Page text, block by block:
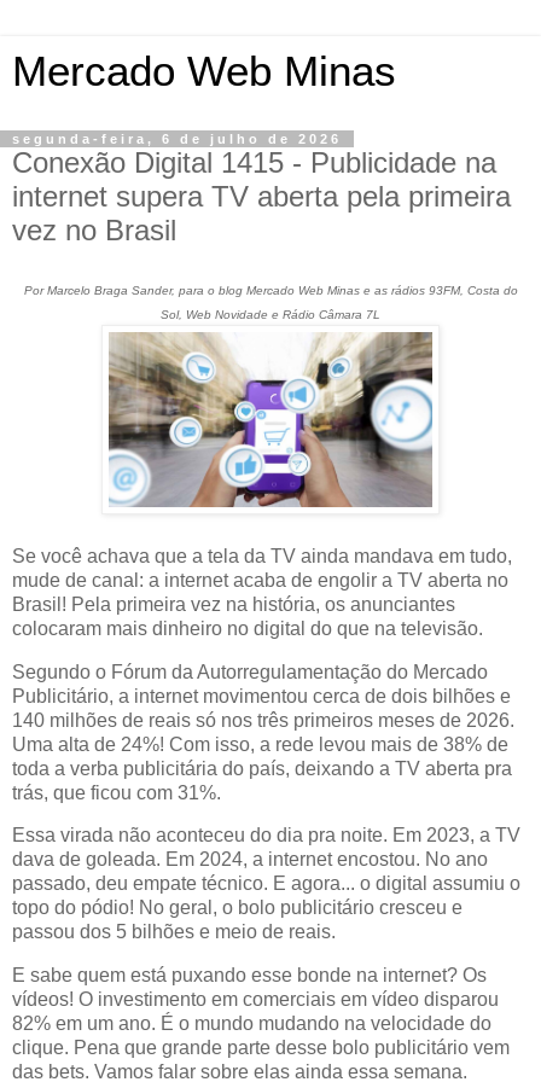
Mercado Web Minas
segunda-feira, 6 de julho de 2026
Conexão Digital 1415 - Publicidade na
internet supera TV aberta pela primeira
vez no Brasil
Por Marcelo Braga Sander, para o blog Mercado Web Minas e as rádios 93FM, Costa do
Sol, Web Novidade e Rádio Câmara 7L
Se você achava que a tela da TV ainda mandava em tudo,
mude de canal: a internet acaba de engolir a TV aberta no
Brasil! Pela primeira vez na história, os anunciantes
colocaram mais dinheiro no digital do que na televisão.
Segundo o Fórum da Autorregulamentação do Mercado
Publicitário, a internet movimentou cerca de dois bilhões e
140 milhões de reais só nos três primeiros meses de 2026.
Uma alta de 24%! Com isso, a rede levou mais de 38% de
toda a verba publicitária do país, deixando a TV aberta pra
trás, que ficou com 31%.
Essa virada não aconteceu do dia pra noite. Em 2023, a TV
dava de goleada. Em 2024, a internet encostou. No ano
passado, deu empate técnico. E agora... o digital assumiu o
topo do pódio! No geral, o bolo publicitário cresceu e
passou dos 5 bilhões e meio de reais.
E sabe quem está puxando esse bonde na internet? Os
vídeos! O investimento em comerciais em vídeo disparou
82% em um ano. É o mundo mudando na velocidade do
clique. Pena que grande parte desse bolo publicitário vem
das bets. Vamos falar sobre elas ainda essa semana.